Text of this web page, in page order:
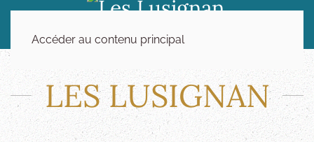
Accéder au contenu principal
LES LUSIGNAN